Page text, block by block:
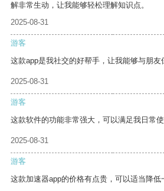
解非常生动，让我能够轻松理解知识点。
2025-08-31
游客
这款app是我社交的好帮手，让我能够与朋友
2025-08-31
游客
这款软件的功能非常强大，可以满足我日常使
2025-08-31
游客
这款加速器app的价格有点贵，可以适当降低